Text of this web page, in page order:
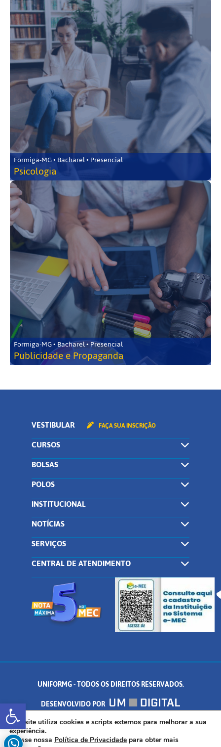
Abrir a barra de ferramentas
Formiga-MG • Bacharel • Presencial
Psicologia
Formiga-MG • Bacharel • Presencial
Publicidade e Propaganda
VESTIBULAR FAÇA SUA INSCRIÇÃO
CURSOS
BOLSAS
POLOS
INSTITUCIONAL
NOTÍCIAS
SERVIÇOS
CENTRAL DE ATENDIMENTO
UNIFORMG - TODOS OS DIREITOS RESERVADOS.
DESENVOLVIDO POR
AV. DR. ARNALDO DE SENNA, 328 - PALMEIRAS, FORMIGA/MG - CEP:
35.574.530
Este site utiliza cookies e scripts externos para melhorar a sua
experiência.
Acesse nossa Política de Privacidade para obter mais